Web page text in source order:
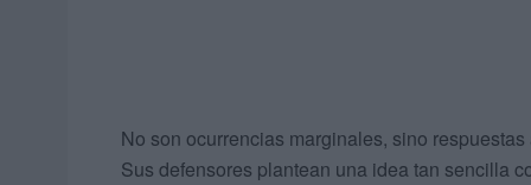
No son ocurrencias marginales, sino
Sus defensores plantean una idea tan sencilla